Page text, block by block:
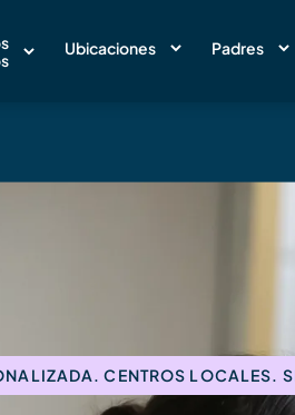
Ubicaciones Padres
CENTROS LOCALES.